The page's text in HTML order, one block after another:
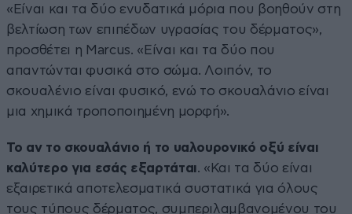
«Είναι και τα δύο ενυδατικά μόρια που βοηθούν στη
βελτίωση των επιπέδων υγρασίας του δέρματος»,
προσθέτει η Marcus. «Είναι και τα δύο που
απαντώνται φυσικά στο σώμα. Λοιπόν, το
σκουαλένιο είναι φυσικό, ενώ το σκουαλάνιο είναι
μια χημικά τροποποιημένη μορφή».
Το αν το σκουαλάνιο ή το υαλουρονικό οξύ είναι
καλύτερο για εσάς εξαρτάται. «Και τα δύο είναι
εξαιρετικά αποτελεσματικά συστατικά για όλους
τους τύπους δέρματος, συμπεριλαμβανομένου του